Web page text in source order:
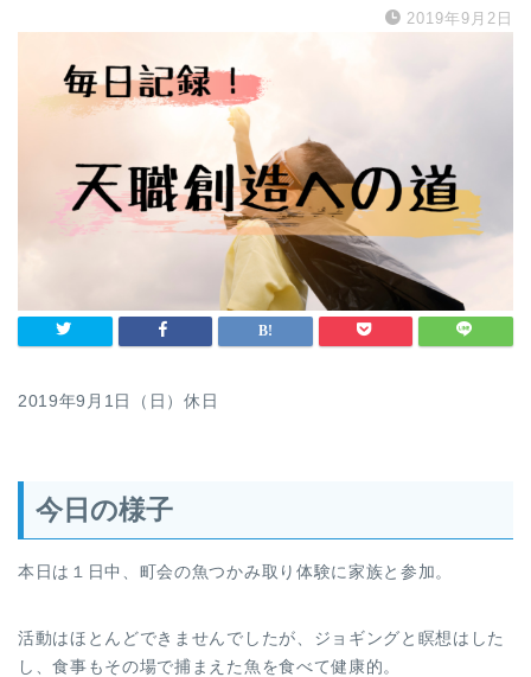
2019年9月2日
2019年9月1日（日）休日
今日の様子
本日は１日中、町会の魚つかみ取り体験に家族と参加。
活動はほとんどできませんでしたが、ジョギングと瞑想はした
し、食事もその場で捕まえた魚を食べて健康的。